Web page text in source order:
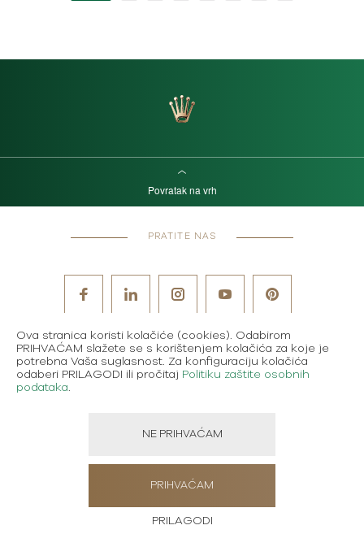
Povratak na vrh
PRATITE NAS
Ova stranica koristi kolačiće (cookies). Odabirom
PRIHVAĆAM slažete se s korištenjem kolačića za koje je
potrebna Vaša suglasnost. Za konfiguraciju kolačića
odaberi PRILAGODI ili pročitaj Politiku zaštite osobnih
podataka.
PRILAGODI
NE PRIHVAĆAM
PRIHVAĆAM